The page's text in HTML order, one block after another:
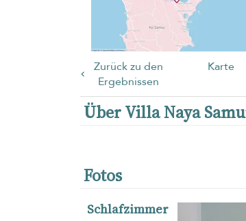
Zurück zu den
Ergebnissen
Karte
Über Villa Naya
Fotos
Schlafzimmer